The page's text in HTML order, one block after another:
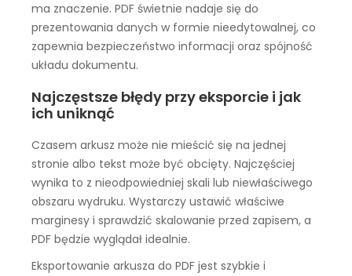
ma znaczenie. PDF świetnie nadaje się do
prezentowania danych w formie nieedytowalnej, co
zapewnia bezpieczeństwo informacji oraz spójność
układu dokumentu.
Najczęstsze błędy przy eksporcie i jak
ich uniknąć
Czasem arkusz może nie mieścić się na jednej
stronie albo tekst może być obcięty. Najczęściej
wynika to z nieodpowiedniej skali lub niewłaściwego
obszaru wydruku. Wystarczy ustawić właściwe
marginesy i sprawdzić skalowanie przed zapisem, a
PDF będzie wyglądał idealnie.
Eksportowanie arkusza do PDF jest szybkie i